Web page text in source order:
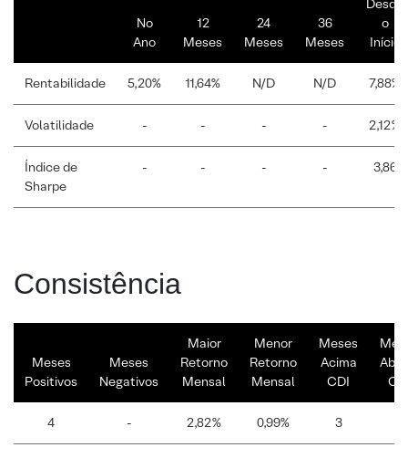
No
Ano
12
Meses
24
Meses
36
Meses
Desde
o
Início
Rentabilidade 5,20% 11,64% N/D N/D 7,88%
Volatilidade - - - - 2,12%
Índice de
Sharpe
- - - - 3,86
Consistência
Meses
Positivos
Meses
Negativos
Maior
Retorno
Mensal
Menor
Retorno
Mensal
Meses
Acima
CDI
4 - 2,82% 0,99% 3